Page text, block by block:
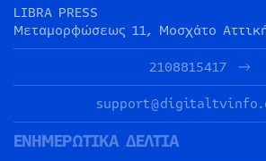
LIBRA PRESS
Μεταμορφώσεως 11, Μοσχάτο
2108815417
ΕΝΗΜΕΡΩΤΙΚΑ ΔΕΛΤΙΑ